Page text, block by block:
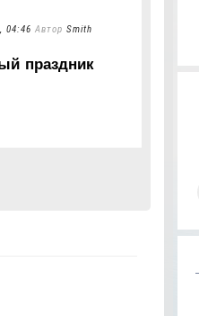
04:46 Автор Smith
праздник